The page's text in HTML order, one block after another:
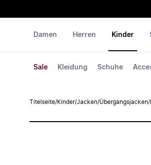
Damen Herren Kinder
Sale Kleidung Schuhe
Titelseite/Kinder/Jacken/Übergangsjacken/